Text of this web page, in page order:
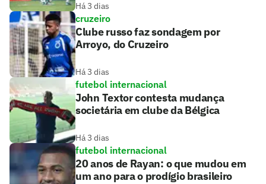
Há 3 dias
cruzeiro
Clube russo faz sondagem por
Arroyo, do Cruzeiro
Há 3 dias
futebol internacional
John Textor contesta mudança
societária em clube da Bélgica
Há 3 dias
futebol internacional
20 anos de Rayan: o que mudou em
um ano para o prodígio brasileiro